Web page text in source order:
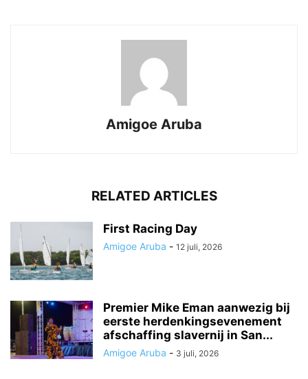
Amigoe Aruba
RELATED ARTICLES
First Racing Day
Amigoe Aruba - 12 juli, 2026
Premier Mike Eman aanwezig bij
eerste herdenkingsevenement
afschaffing slavernij in San...
Amigoe Aruba - 3 juli, 2026